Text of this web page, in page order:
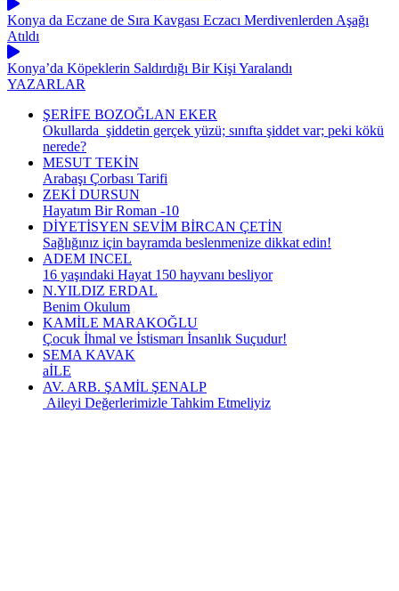
Konya da Eczane de Sıra Kavgası Eczacı Merdivenlerden Aşağı
Atıldı
Konya’da Köpeklerin Saldırdığı Bir Kişi Yaralandı
YAZARLAR
ŞERİFE BOZOĞLAN EKER
Okullarda şiddetin gerçek yüzü; sınıfta şiddet var; peki kökü
nerede?
MESUT TEKİN
Arabaşı Çorbası Tarifi
ZEKİ DURSUN
Hayatım Bir Roman -10
DİYETİSYEN SEVİM BİRCAN ÇETİN
Sağlığınız için bayramda beslenmenize dikkat edin!
ADEM INCEL
16 yaşındaki Hayat 150 hayvanı besliyor
N.YILDIZ ERDAL
Benim Okulum
KAMİLE MARAKOĞLU
Çocuk İhmal ve İstismarı İnsanlık Suçudur!
SEMA KAVAK
aİLE
AV. ARB. ŞAMİL ŞENALP
Aileyi Değerlerimizle Tahkim Etmeliyiz